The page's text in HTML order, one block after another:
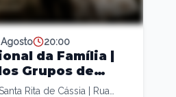
Agosto 20:00
da Família |
Grupos de
Rita de Cássia | Rua